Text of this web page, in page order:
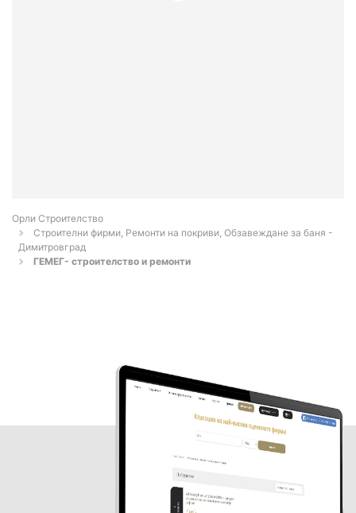
Орли Строителство
Строителни фирми, Ремонти на покриви, Обзавеждане за баня -
Димитровград
ГЕМЕГ- строителство и ремонти